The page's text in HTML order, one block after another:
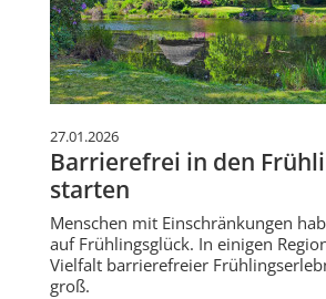
27.01.2026
Barrierefrei in den
starten
Menschen mit Einschränkungen
auf Frühlingsglück. In einigen
Vielfalt barrierefreier
groß.